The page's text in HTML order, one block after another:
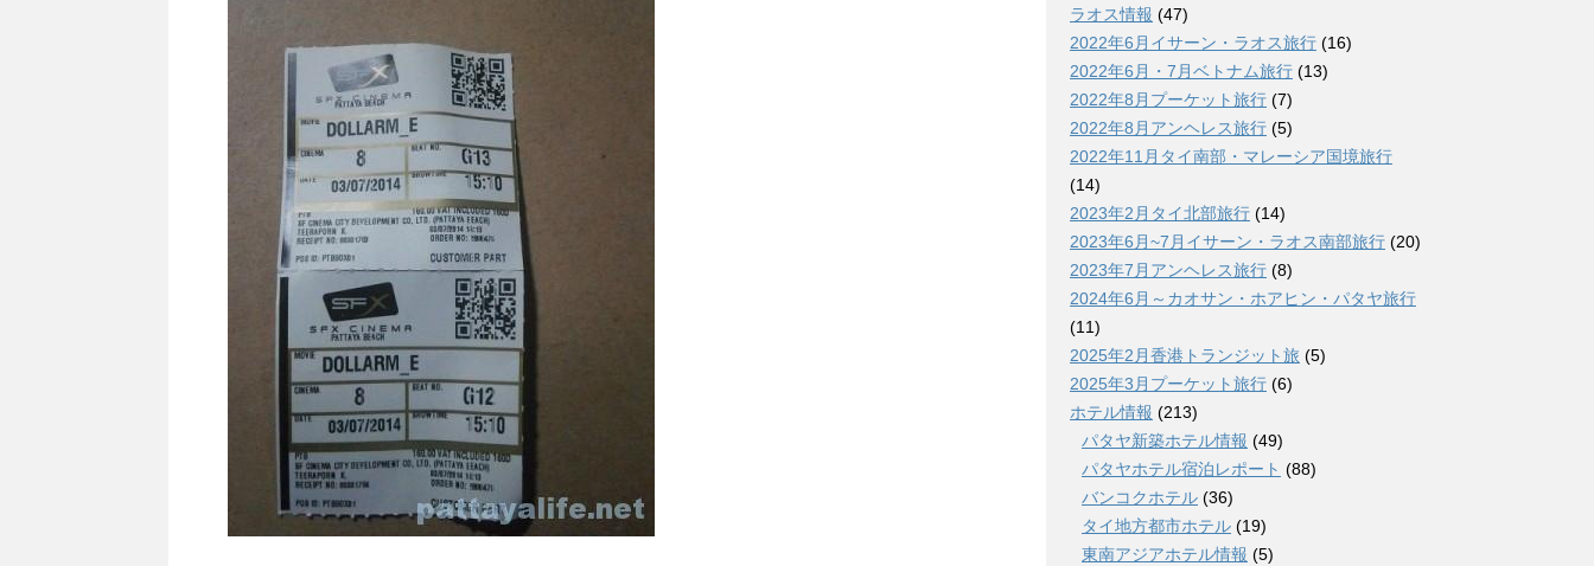
ラオス情報 (47)
2022年6月イサーン・ラオス旅行 (16)
2022年6月・7月ベトナム旅行 (13)
2022年8月プーケット旅行 (7)
2022年8月アンヘレス旅行 (5)
2022年11月タイ南部・マレーシア国境旅行
(14)
2023年2月タイ北部旅行 (14)
2023年6月~7月イサーン・ラオス南部旅行 (20)
2023年7月アンヘレス旅行 (8)
2024年6月～カオサン・ホアヒン・パタヤ旅行
(11)
2025年2月香港トランジット旅 (5)
2025年3月プーケット旅行 (6)
ホテル情報 (213)
パタヤ新築ホテル情報 (49)
パタヤホテル宿泊レポート (88)
バンコクホテル (36)
タイ地方都市ホテル (19)
東南アジアホテル情報 (5)